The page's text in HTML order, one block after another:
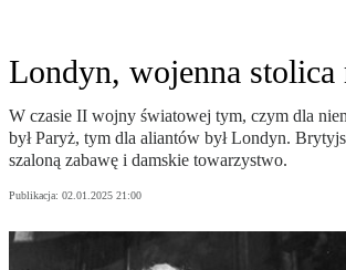
Londyn, wojenna stolica
W czasie II wojny światowej tym, czym dla
był Paryż, tym dla aliantów był Londyn.
szaloną zabawę i damskie towarzystwo.
Publikacja: 02.01.2025 21:00